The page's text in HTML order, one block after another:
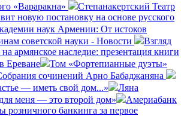
«Вараракна»
Степанакертский Театр
новую постановку на основе русского
наук Армении: От истоков
советской науки - Новости
Взгляд
армянское наследие: презентация книги
Ереване
Том «Фортепианные дуэты»
сочинений Арно Бабаджаняна
— иметь свой дом...»
Ляна
меня — это второй дом»
Америабанк
розничного банкинга за первое